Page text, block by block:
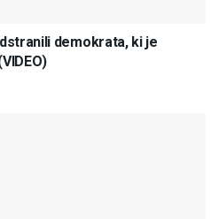
demokrata, ki je